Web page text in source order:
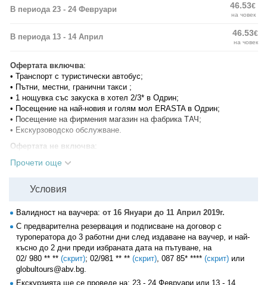
В периода 23 - 24 Февруари 46.53€
на човек
В периода 13 - 14 Април 46.53€
на човек
Офертата включва:
• Транспорт с туристически автобус;
• Пътни, местни, гранични такси ;
• 1 нощувка със закуска в хотел 2/3* в Одрин;
• Посещение на най-новия и голям мол ERASTA в Одрин;
• Посещение на фирмения магазин на фабрика ТАЧ;
• Екскурзоводско обслужване.
Офертата не включва:
- до 65 ненавършени години - 4лв;
- от 70 до 75 ненавършени години - 8лв;
застраховат);
• Доплащане за единична стая - 30лв;
• Вечеря с жива музика - 20 евро (при минимум 15 туристи);
• Разходи от личен характер.
Програма на пътуването:
1 ден
Прочети още
Условия
Валидност на ваучера: от 16 Януари до 11 Април 2019г.
С предварителна резервация и подписване на договор с
туроператора до 3 работни дни след издаване на ваучер, и най-
късно до 2 дни преди избраната дата на пътуване, на
02/ 980 ** ** (скрит); 02/981 ** ** (скрит), 087 85* **** (скрит) или
globultours@abv.bg.
Екскурзията ще се проведе на: 23 - 24 Февруари или 13 - 14